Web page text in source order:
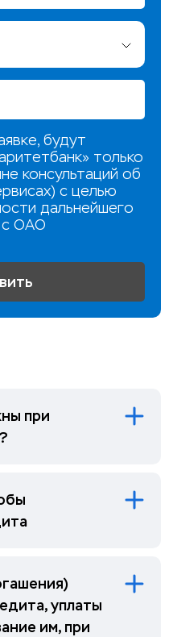
будут
только
консультаций об
с целью
дальнейшего
c ОАО
при
уплаты
им, при